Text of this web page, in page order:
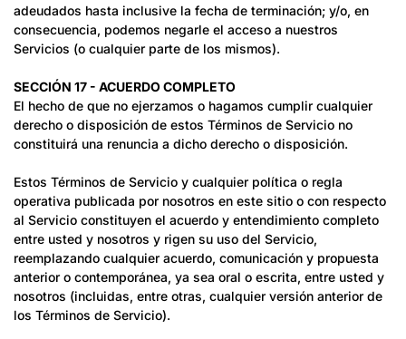
adeudados hasta inclusive la fecha de terminación; y/o, en
consecuencia, podemos negarle el acceso a nuestros
Servicios (o cualquier parte de los mismos).
SECCIÓN 17 - ACUERDO COMPLETO
El hecho de que no ejerzamos o hagamos cumplir cualquier
derecho o disposición de estos Términos de Servicio no
constituirá una renuncia a dicho derecho o disposición.
Estos Términos de Servicio y cualquier política o regla
operativa publicada por nosotros en este sitio o con respecto
al Servicio constituyen el acuerdo y entendimiento completo
entre usted y nosotros y rigen su uso del Servicio,
reemplazando cualquier acuerdo, comunicación y propuesta
anterior o contemporánea, ya sea oral o escrita, entre usted y
nosotros (incluidas, entre otras, cualquier versión anterior de
los Términos de Servicio).